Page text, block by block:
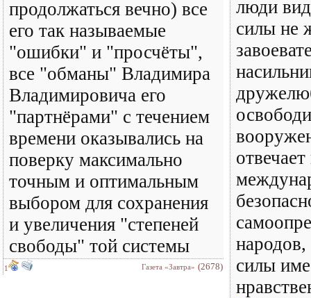
продолжаться вечно) все
его так называемые
"ошибки" и "просчёты",
все "обманы" Владимира
Владимировича его
"партнёрами" с течением
времени оказывались на
поверку максимально
точным и оптимальным
выбором для сохранения
и увеличения "степеней
свободы" той системы
1 Газета «Завтра» (2678)
люди
силы не
силы